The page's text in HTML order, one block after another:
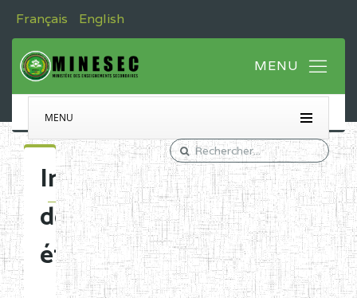
Français English
MENU
Immatriculation
des
établissements